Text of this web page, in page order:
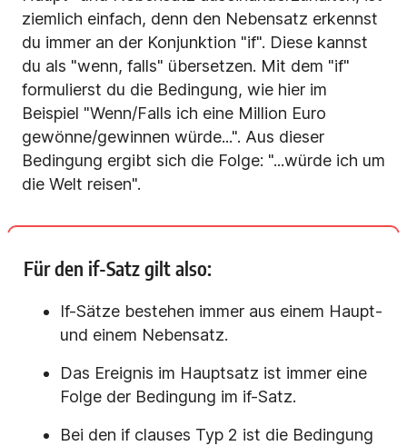
ziemlich einfach, denn den Nebensatz erkennst
du immer an der Konjunktion "if". Diese kannst
du als "wenn, falls" übersetzen. Mit dem "if"
formulierst du die Bedingung, wie hier im
Beispiel "Wenn/Falls ich eine Million Euro
gewönne/gewinnen würde...". Aus dieser
Bedingung ergibt sich die Folge: "...würde ich um
die Welt reisen".
Für den if-Satz gilt also:
If-Sätze bestehen immer aus einem Haupt-
und einem Nebensatz.
Das Ereignis im Hauptsatz ist immer eine
Folge der Bedingung im if-Satz.
Bei den if clauses Typ 2 ist die Bedingung